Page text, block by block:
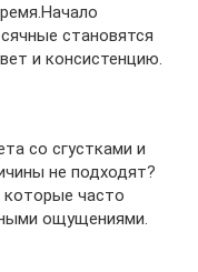
становятся
и консистенцию.
со сгустками и
не подходят?
часто
ощущениями.